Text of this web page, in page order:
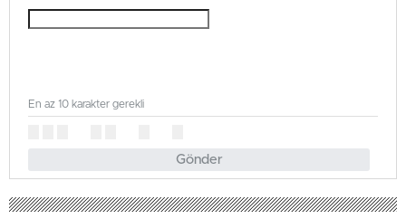
Gönder
En az 10 karakter gerekli